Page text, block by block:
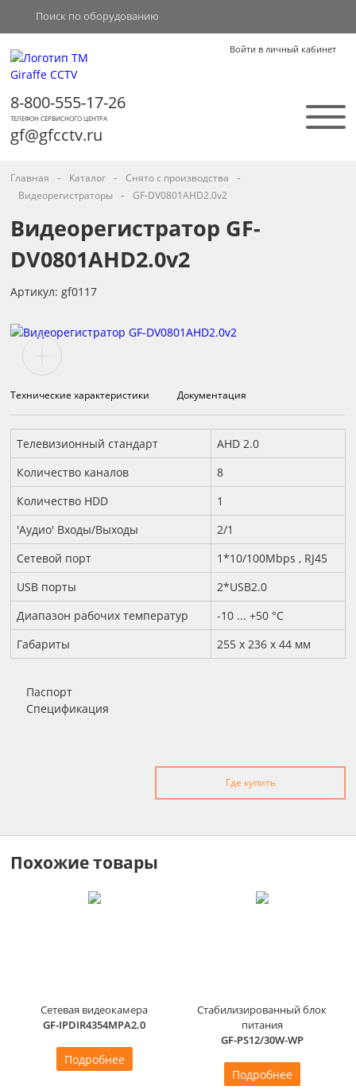
Войти в личный кабинет
8-800-555-17-26
ТЕЛЕФОН СЕРВИСНОГО ЦЕНТРА
gf@gfcctv.ru
Главная - Каталог - Снято с производства -
Видеорегистраторы - GF-DV0801AHD2.0v2
Видеорегистратор GF-
DV0801AHD2.0v2
Артикул: gf0117
Технические характеристики Документация
Технические характеристики
Телевизионный стандарт
AHD 2.0
Количество каналов
8
Количество HDD
1
'Аудио' Входы/Выходы
2/1
Сетевой порт
1*10/100Mbps , RJ45
USB порты
2*USB2.0
Диапазон рабочих температур
-10 ... +50 °С
Габариты
255 х 236 х 44 мм
Паспорт
Спецификация
Где купить
Похожие товары
Сетевая видеокамера
GF-IPDIR4354MPA2.0
Подробнее
Стабилизированный блок
питания
GF-PS12/30W-WP
Подробнее